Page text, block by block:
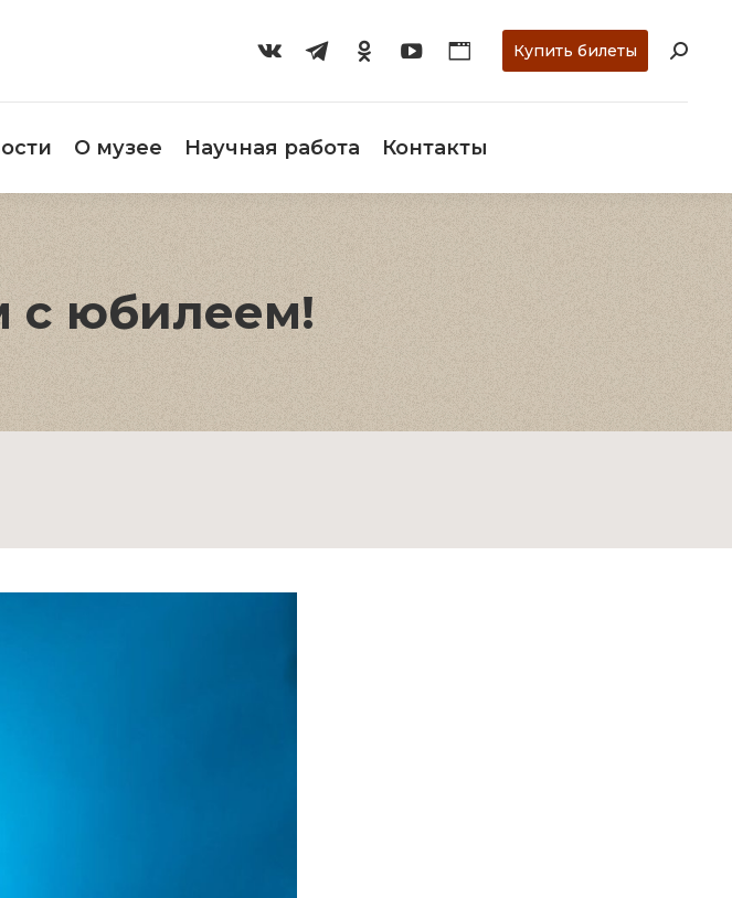
Купить билеты
О музее Научная работа Контакты
с юбилеем!
О музее Научная работа Контакты